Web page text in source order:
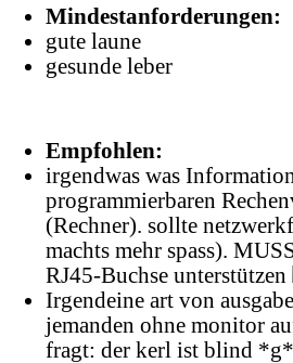
Mindestanforderungen:
gute laune
gesunde leber
Empfohlen:
irgendwas was
programmierbaren
(Rechner). sollte
machts mehr spass).
RJ45-Buchse unterstützen
Irgendeine art von
jemanden ohne monitor
fragt: der kerl ist blind